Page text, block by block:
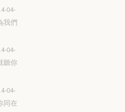
04-
我們
04-
聽你
04-
同在